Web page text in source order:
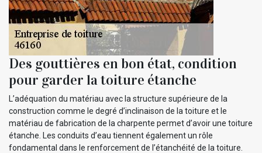
Des gouttières en bon état, condition
pour garder la toiture étanche
L’adéquation du matériau avec la structure supérieure de la
construction comme le degré d’inclinaison de la toiture et le
matériau de fabrication de la charpente permet d’avoir une toiture
étanche. Les conduits d’eau tiennent également un rôle
fondamental dans le renforcement de l’étanchéité de la toiture.